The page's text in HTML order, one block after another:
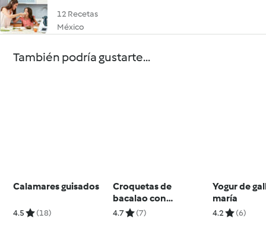
12 Recetas
México
También podría gustarte...
Calamares guisados
4.5 (18)
Croquetas de
bacalao con
aceitunas
4.7 (7)
Yogur de
maría
4.2 (6)